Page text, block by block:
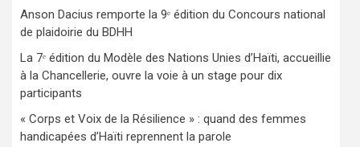
Anson Dacius remporte la 9ᵉ édition du Concours national
de plaidoirie du BDHH
La 7ᵉ édition du Modèle des Nations Unies d’Haïti, accueillie
à la Chancellerie, ouvre la voie à un stage pour dix
participants
« Corps et Voix de la Résilience » : quand des femmes
handicapées d’Haïti reprennent la parole